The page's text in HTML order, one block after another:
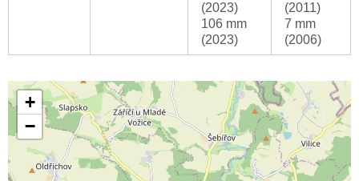
(2023)
106 mm
(2023)
(2011)
7 mm
(2006)
+
−